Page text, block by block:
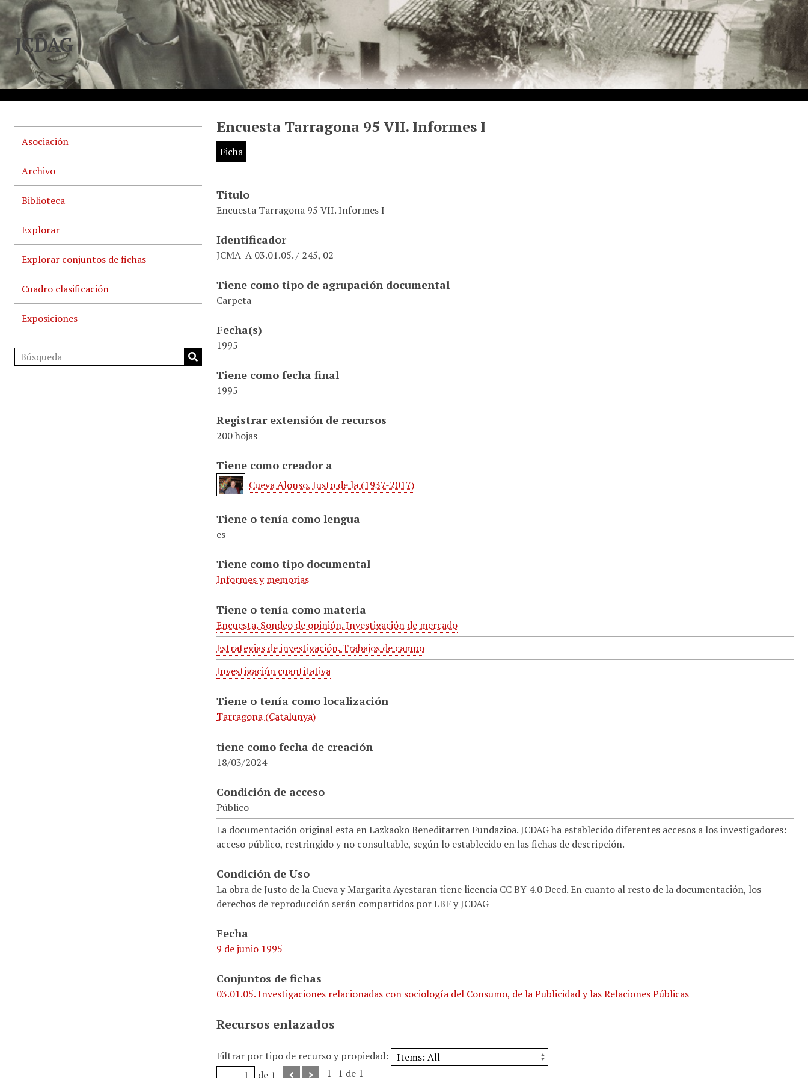
JCDAG
Asociación
Archivo
Biblioteca
Explorar
Explorar conjuntos de fichas
Cuadro clasificación
Exposiciones
Encuesta Tarragona 95 VII. Informes I
Ficha
Título
Encuesta Tarragona 95 VII. Informes I
Identificador
JCMA_A 03.01.05. / 245, 02
Tiene como tipo de agrupación documental
Carpeta
Fecha(s)
1995
Tiene como fecha final
1995
Registrar extensión de recursos
200 hojas
Tiene como creador a
Cueva Alonso, Justo de la (1937-2017)
Tiene o tenía como lengua
es
Tiene como tipo documental
Informes y memorias
Tiene o tenía como materia
Encuesta. Sondeo de opinión. Investigación de mercado
Estrategias de investigación. Trabajos de campo
Investigación cuantitativa
Tiene o tenía como localización
Tarragona (Catalunya)
tiene como fecha de creación
18/03/2024
Condición de acceso
Público
La documentación original esta en Lazkaoko Beneditarren Fundazioa. JCDAG ha establecido diferentes accesos a los investigadores:
acceso público, restringido y no consultable, según lo establecido en las fichas de descripción.
Condición de Uso
La obra de Justo de la Cueva y Margarita Ayestaran tiene licencia CC BY 4.0 Deed. En cuanto al resto de la documentación, los
derechos de reproducción serán compartidos por LBF y JCDAG
Fecha
9 de junio 1995
Conjuntos de fichas
03.01.05. Investigaciones relacionadas con sociología del Consumo, de la Publicidad y las Relaciones Públicas
Recursos enlazados
Filtrar por tipo de recurso y propiedad:
de 1
1–1 de 1